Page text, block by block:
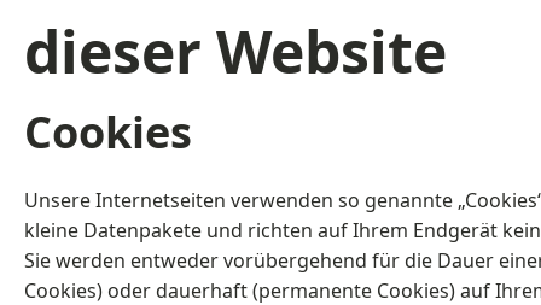
dieser Website
Cookies
Unsere Internetseiten verwenden so genannte
kleine Datenpakete und richten auf Ihrem Endgerät
Sie werden entweder vorübergehend für die Dauer
Cookies) oder dauerhaft (permanente Cookies) auf